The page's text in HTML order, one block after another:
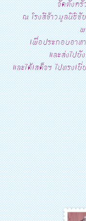
จัดตั้งครั
ณ โรงสีข้าวมูลนิธิ
เพื่อประกอบอาห
และส่งไป
และได้เสด็จฯ ไปทรง